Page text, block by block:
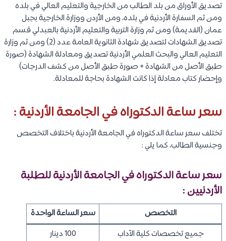
تصديق الأوراق من بلد الطالب من الخارجية والتعليم العالي في بلده
ومن ثم السفارة الأردنية في بلده، ومن الأردن ووزارة الخارجية بجبل
عمان (القديمة) ومن ثم وزارة التربية والتعليم الأردنية بالعبدلي قسم
تصديق الشهادات لتصديق شهادة الثانوية العامة عدد (2) ومن ثم وزارة
التعليم العالي والبحث العلمي الأردنية تصديق ومعادلة الشهادة (صورة
طبق الأصل من الشهادة + صورة طبق الأصل من كشف الدرجات)
وإحضار كتاب معادلة إذا كانت الشهادة بحاجة للمعادلة.
سعر ساعة الدكتوراه في الجامعة الأردنية :
تختلف سعر ساعة الدكتوراه في الجامعة الأردنية باختلاف التخصص
وجنسية الطالب، كما يلي :
سعر ساعة الدكتوراه في الجامعة الأردنية للطلبة
الأردنيين :
التخصص
سعر الساعة الواحدة
جميع تخصصات كلية الآداب
100 دينار